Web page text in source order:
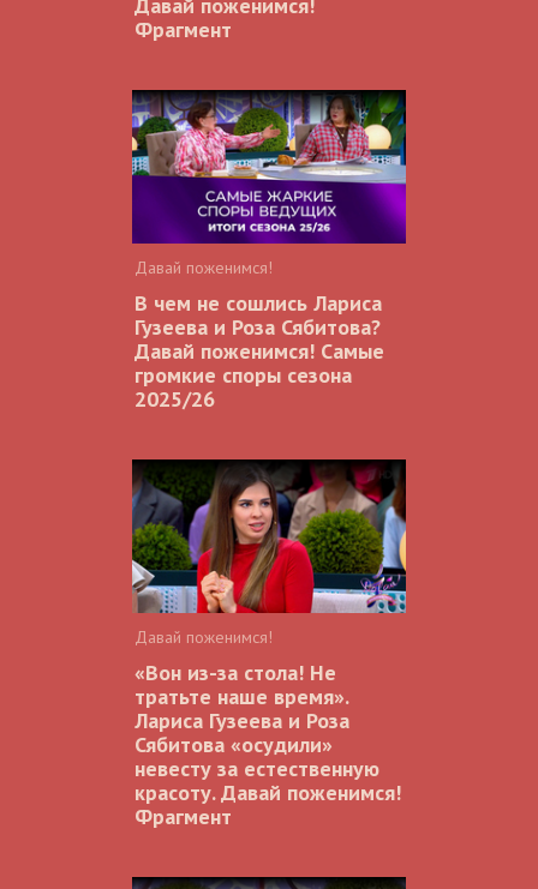
Фрагмент
Давай поженимся!
В чем не сошлись Лариса
Гузеева и Роза Сябитова?
Давай поженимся! Самые
громкие споры сезона
2025/26
Давай поженимся!
«Вон из-за стола! Не
тратьте наше время».
Лариса Гузеева и Роза
Сябитова «осудили»
невесту за естественную
красоту. Давай поженимся!
Фрагмент